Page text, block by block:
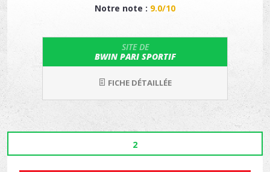
Notre note : 9.0/10
SITE DE
BWIN PARI SPORTIF
FICHE DÉTAILLÉE
2